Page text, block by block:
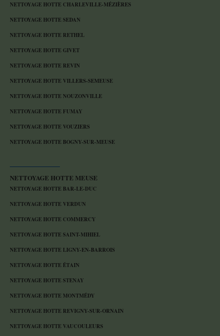
NETTOYAGE HOTTE CHARLEVILLE-MÉZIÈRES
NETTOYAGE HOTTE SEDAN
NETTOYAGE HOTTE RETHEL
NETTOYAGE HOTTE GIVET
NETTOYAGE HOTTE REVIN
NETTOYAGE HOTTE VILLERS-SEMEUSE
NETTOYAGE HOTTE NOUZONVILLE
NETTOYAGE HOTTE FUMAY
NETTOYAGE HOTTE VOUZIERS
NETTOYAGE HOTTE BOGNY-SUR-MEUSE
NETTOYAGE HOTTE MEUSE
NETTOYAGE HOTTE BAR-LE-DUC
NETTOYAGE HOTTE VERDUN
NETTOYAGE HOTTE COMMERCY
NETTOYAGE HOTTE SAINT-MIHIEL
NETTOYAGE HOTTE LIGNY-EN-BARROIS
NETTOYAGE HOTTE ÉTAIN
NETTOYAGE HOTTE STENAY
NETTOYAGE HOTTE MONTMÉDY
NETTOYAGE HOTTE REVIGNY-SUR-ORNAIN
NETTOYAGE HOTTE VAUCOULEURS